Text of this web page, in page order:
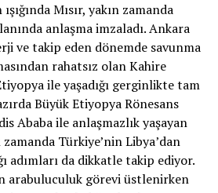
Mısır, yakın zamanda
anlaşma imzaladı. Ankara
ve takip eden dönemde savunma
rahatsız olan Kahire
ile yaşadığı gerginlikte tam
Büyük Etiyopya Rönesans
Ababa ile anlaşmazlık yaşayan
Türkiye’nin Libya’dan
adımları da dikkatle takip ediyor.
arabuluculuk görevi üstlenirken